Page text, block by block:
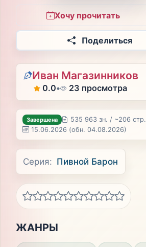
Хочу прочитать
Поделиться
Иван Магазинников
0.0• 23 просмотра
Завершена
535 963 зн. / ~206 стр.
15.06.2026 (обн. 04.08.2026)
Серия: Пивной Барон
ЖАНРЫ